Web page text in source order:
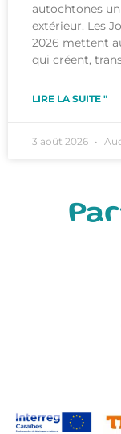
autochtones
extérieur. Les
2026 mettent
qui créent,
LIRE LA SUITE "
3 août 2026